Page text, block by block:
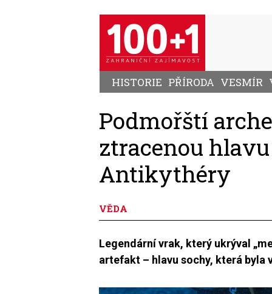
HISTORIE PŘÍRODA VESMÍR
Podmořští
ztracenou
Antikythéry
VĚDA
Legendární vrak, který ukrýval
artefakt – hlavu sochy, která byla